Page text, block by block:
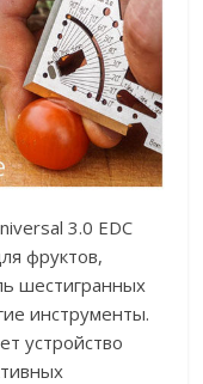
3.0 EDC
фруктов,
шестигранных
инструменты.
устройство